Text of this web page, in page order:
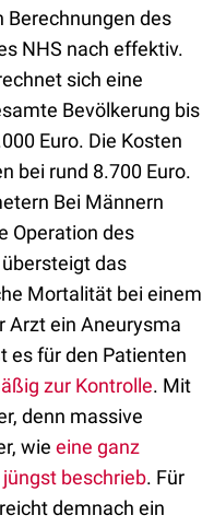
Berechnungen des
NHS nach effektiv.
sich eine
Bevölkerung bis
Euro. Die Kosten
bei rund 8.700 Euro.
Bei Männern
Operation des
das
Mortalität bei einem
Arzt ein Aneurysma
es für den Patienten
zur Kontrolle. Mit
denn massive
wie eine ganz
beschrieb. Für
demnach ein